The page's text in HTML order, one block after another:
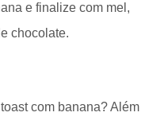
e finalize com mel,
chocolate.
com banana? Além